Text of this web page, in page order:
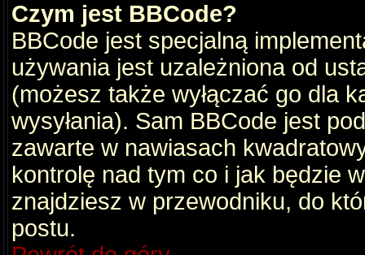
Czym jest BBCode?
BBCode jest specjalną
używania jest uzależniona od
(możesz także wyłączać go dla
wysyłania). Sam BBCode jest
zawarte w nawiasach
kontrolę nad tym co i jak będzie
znajdziesz w przewodniku, do
postu.